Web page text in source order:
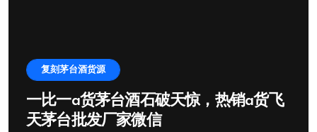
复刻茅台酒货源
一比一a货茅台酒石破天惊，热销a货飞
天茅台批发厂家微信